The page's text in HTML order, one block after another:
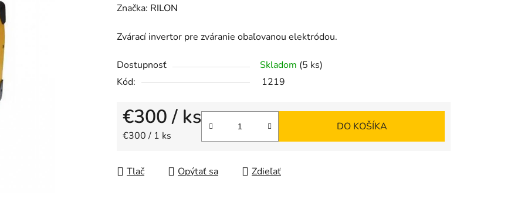
hodnotenie
je
z
5
Značka: RILON
Zvárací invertor pre zváranie obaľovanou elektródou.
Dostupnosť Skladom (5 ks)
Kód:
1219
€300/ ks
Jednotková cena:
€300 / 1 ks
DO KOŠÍKA
Tlač Opýtať sa Zdieľať